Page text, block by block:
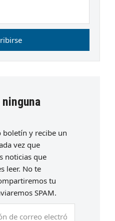
boletín y recibe un
vez que
noticias que
leer. No te
tu
SPAM.